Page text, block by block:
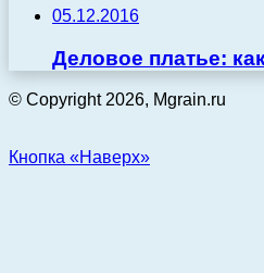
05.12.2016
Деловое платье:
© Copyright 2026, Mgrain.ru
Кнопка «Наверх»